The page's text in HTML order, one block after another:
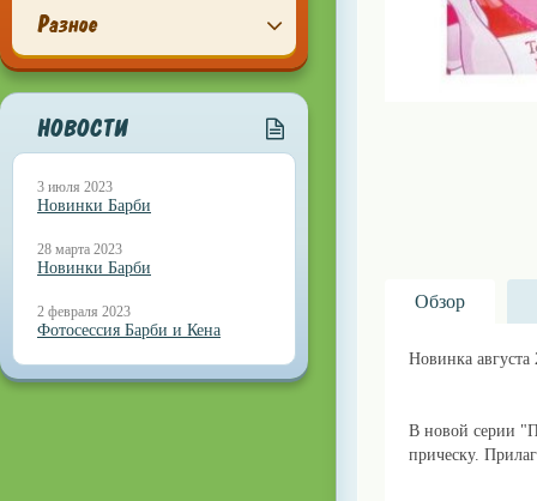
Разное
НОВОСТИ
3 июля 2023
Новинки Барби
28 марта 2023
Новинки Барби
2 февраля 2023
Фотосессия Барби и Кена
Обзор
Новинка августа
В новой серии
прическу.